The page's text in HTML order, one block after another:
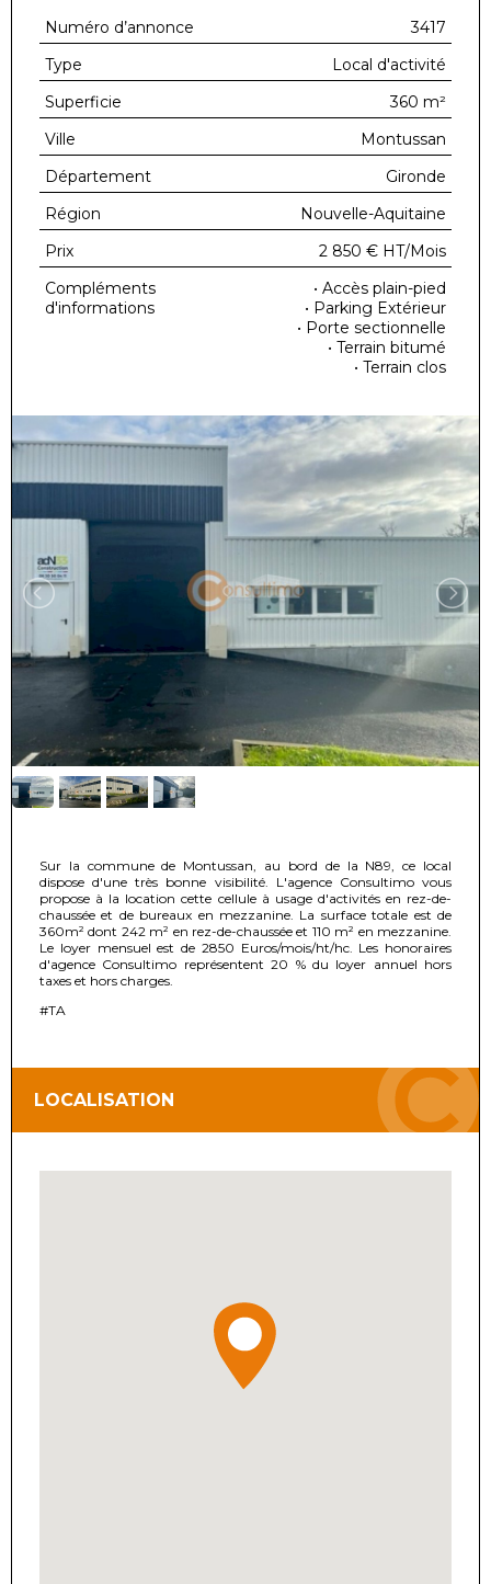
Numéro d’annonce
3417
Type
Local d'activité
Superficie
360 m²
Ville
Montussan
Département
Gironde
Région
Nouvelle-Aquitaine
Prix
2 850 € HT/Mois
Compléments
d'informations
• Accès plain-pied
• Parking Extérieur
• Porte sectionnelle
• Terrain bitumé
• Terrain clos
Sur la commune de Montussan, au bord de la N89, ce local
dispose d'une très bonne visibilité. L'agence Consultimo vous
propose à la location cette cellule à usage d'activités en rez-de-
chaussée et de bureaux en mezzanine. La surface totale est de
360m² dont 242 m² en rez-de-chaussée et 110 m² en mezzanine.
Le loyer mensuel est de 2850 Euros/mois/ht/hc. Les honoraires
d'agence Consultimo représentent 20 % du loyer annuel hors
taxes et hors charges.
#TA
LOCALISATION